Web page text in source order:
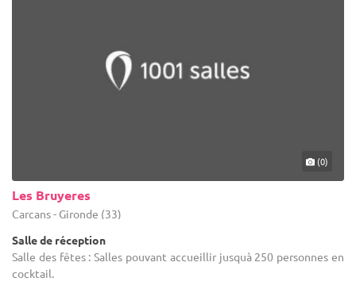
(0)
Les Bruyeres
Carcans - Gironde (33)
Salle de réception
Salle des fêtes : Salles pouvant accueillir jusquà 250 personnes en
cocktail.